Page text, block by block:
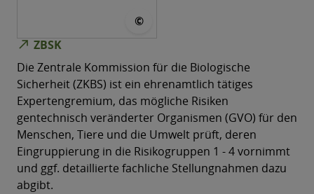
©
north_east ZBSK
Die Zentrale Kommission für die Biologische
Sicherheit (ZKBS) ist ein ehrenamtlich tätiges
Expertengremium, das mögliche Risiken
gentechnisch veränderter Organismen (GVO) für den
Menschen, Tiere und die Umwelt prüft, deren
Eingruppierung in die Risikogruppen 1 - 4 vornimmt
und ggf. detaillierte fachliche Stellungnahmen dazu
abgibt.